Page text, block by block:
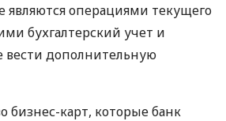
являются операциями текущего
бухгалтерский учет и
дополнительную
бизнес-карт, которые банк